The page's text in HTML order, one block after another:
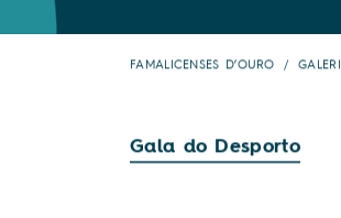
FAMALICENSES D’OURO
Gala do Desporto